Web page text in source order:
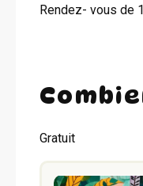
Rendez- vous de
Gratuit